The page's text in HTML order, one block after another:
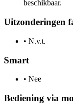
beschikbaar.
Uitzonderingen
• N.v.t.
Smart
• Nee
Bediening via